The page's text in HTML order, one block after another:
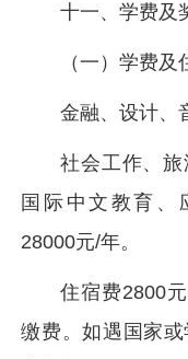
十一、学费及
（一）学费及
金融、设计、
社会工作、旅
国际中文教育、
28000元/年。
住宿费2800
缴费。如遇国家